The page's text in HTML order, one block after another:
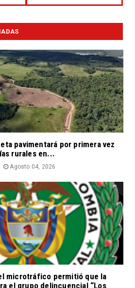
pavimentará por primera vez
rurales en...
Agosto 04, 2026
microtráfico permitió que la
el grupo delincuencial “Los